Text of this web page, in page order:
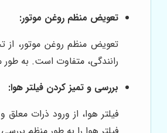
تعویض منظم روغن موتور:
تعویض منظم روغن موتور، از
رانندگی، متفاوت است. به طور معمول،
بررسی و تمیز کردن فیلتر هوا:
فیلتر هوا، از ورود ذرات